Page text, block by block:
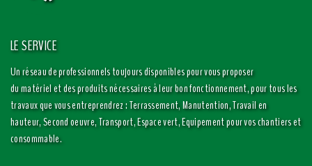
LE SERVICE
Un réseau de professionnels toujours disponibles pour vous proposer
du matériel et des produits nécessaires à leur bon fonctionnement, pour tous les
travaux que vous entreprendrez : Terrassement, Manutention, Travail en
hauteur, Second oeuvre, Transport, Espace vert, Equipement pour vos chantiers et
consommable.